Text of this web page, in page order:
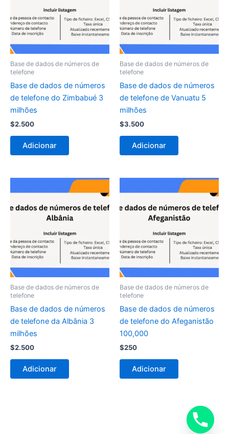
Base de dados de números de
telefone
Base de dados de números
de telefone do Zimbabué 3
milhões
$2.500
Adicionar
Base de dados de números de
telefone
Base de dados de números
de telefone de Vanuatu 5
milhões
$3.500
Adicionar
Base de dados de números de
telefone
Base de dados de números
de telefone da Albânia 3
milhões
$2.500
Adicionar
Base de dados de números de
telefone
Base de dados de números
de telefone do Afeganistão
100,000
$250
Adicionar